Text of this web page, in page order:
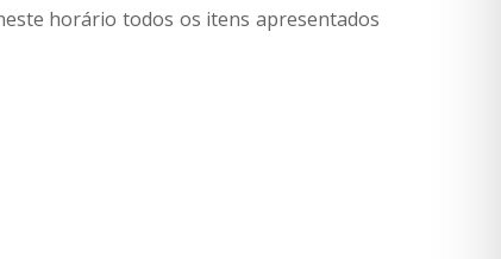
horário todos os itens apresentados